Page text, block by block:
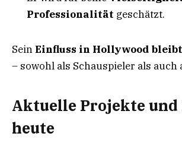
Professionalität geschätzt.
SeinEinfluss in Hollywood
– sowohl als Schauspieler als auch
Aktuelle Projekte
heute